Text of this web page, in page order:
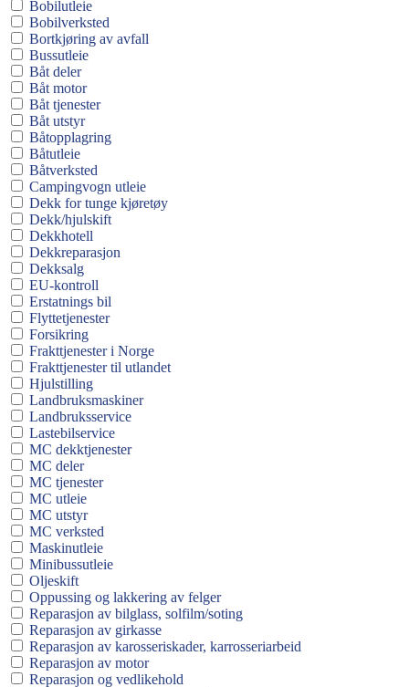
Bobilutleie
Bobilverksted
Bortkjøring av avfall
Bussutleie
Båt deler
Båt motor
Båt tjenester
Båt utstyr
Båtopplagring
Båtutleie
Båtverksted
Campingvogn utleie
Dekk for tunge kjøretøy
Dekk/hjulskift
Dekkhotell
Dekkreparasjon
Dekksalg
EU-kontroll
Erstatnings bil
Flyttetjenester
Forsikring
Frakttjenester i Norge
Frakttjenester til utlandet
Hjulstilling
Landbruksmaskiner
Landbruksservice
Lastebilservice
MC dekktjenester
MC deler
MC tjenester
MC utleie
MC utstyr
MC verksted
Maskinutleie
Minibussutleie
Oljeskift
Oppussing og lakkering av felger
Reparasjon av bilglass, solfilm/soting
Reparasjon av girkasse
Reparasjon av karosseriskader, karrosseriarbeid
Reparasjon av motor
Reparasjon og vedlikehold